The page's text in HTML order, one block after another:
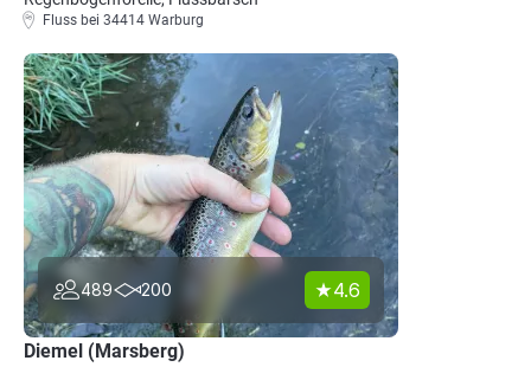
Fluss bei 34414 Warburg
489 200 4.6
Diemel (Marsberg)